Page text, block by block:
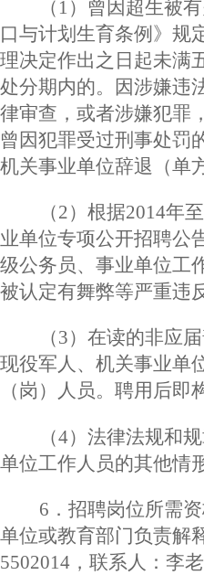
（ 1）曾因超生被
口与计划生育条例》规
理决定作出之日起未满
处分期内的。因涉嫌违
律审查，或者涉嫌犯罪
曾因犯罪受过刑事处罚
机关事业单位辞退（单
（2）根据2014年
业单位专项公开招聘公
级公务员、事业单位工
被认定有舞弊等严重违
（3）在读的非应
现役军人、机关事业单
（岗）人员。聘用后即
（4）法律法规和
单位工作人员的其他情
6．招聘岗位所需
单位或教育部门负责解
5502014，联系人：李